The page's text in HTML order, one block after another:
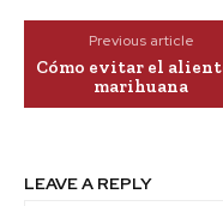
Previous article
Cómo evitar el
marihuana
LEAVE A REPLY